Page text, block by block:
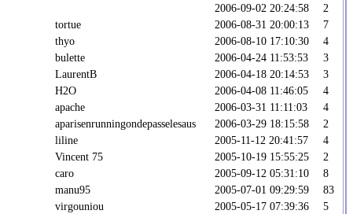
2006-09-02 20:24:58
2
tortue 2006-08-31 20:00:13
7
thyo 2006-08-10 17:10:30
4
bulette 2006-04-24 11:53:53
3
LaurentB 2006-04-18 20:14:53
3
H2O 2006-04-08 11:46:05
4
apache 2006-03-31 11:11:03
4
aparisenrunningondepasselesaus 2006-03-29 18:15:58
2
liline 2005-11-12 20:41:57
4
Vincent 75 2005-10-19 15:55:25
2
caro 2005-09-12 05:31:10
8
manu95 2005-07-01 09:29:59
83
virgouniou 2005-05-17 07:39:36
5